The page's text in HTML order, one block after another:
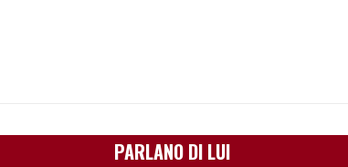
PARLANO DI LUI